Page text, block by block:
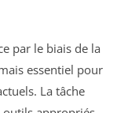
par le biais de la
essentiel pour
La tâche